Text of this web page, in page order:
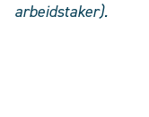
arbeidstaker).